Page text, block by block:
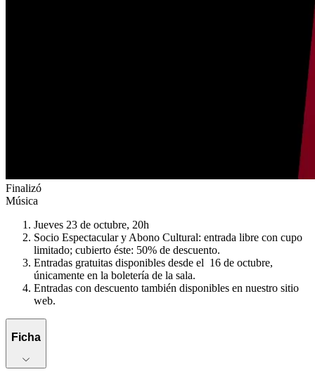
Finalizó
Música
Jueves 23 de octubre, 20h
Socio Espectacular y Abono Cultural: entrada libre con cupo
limitado; cubierto éste: 50% de descuento.
Entradas gratuitas disponibles desde el 16 de octubre,
únicamente en la boletería de la sala.
Entradas con descuento también disponibles en nuestro sitio
web.
Ficha